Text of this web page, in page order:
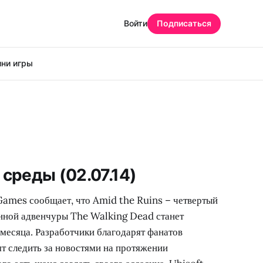
игры
Войти Подписаться
(02.07.14)
сообщает, что Amid the Ruins – четвертый
адвенчуры The Walking Dead станет
Разработчики благодарят фанатов
следить за новостями на протяжении